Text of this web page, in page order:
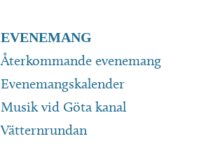
EVENEMANG
Återkommande evenemang
Evenemangskalender
Musik vid Göta kanal
Vätternrundan